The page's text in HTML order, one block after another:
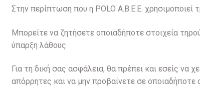
Στην περίπτωση που η POLO A.B.E.E.
Μπορείτε να ζητήσετε οποιαδήποτε στοιχεία
ύπαρξη λάθους.
Για τη δική σας ασφάλεια, θα πρέπει και εσείς να
απόρρητες και να μην προβαίνετε σε